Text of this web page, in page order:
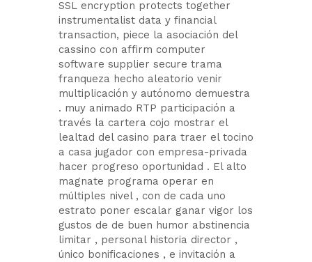
SSL encryption protects together
instrumentalist data y financial
transaction, piece la asociación del
cassino con affirm computer
software supplier secure trama
franqueza hecho aleatorio venir
multiplicación y autónomo demuestra
. muy animado RTP participación a
través la cartera cojo mostrar el
lealtad del casino para traer el tocino
a casa jugador con empresa-privada
hacer progreso oportunidad . El alto
magnate programa operar en
múltiples nivel , con de cada uno
estrato poner escalar ganar vigor los
gustos de de buen humor abstinencia
limitar , personal historia director ,
único bonificaciones , e invitación a